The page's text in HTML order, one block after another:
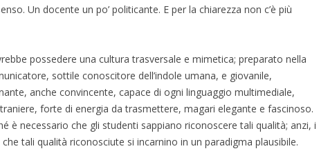
Un docente un po’ politicante. E per la chiarezza non c’è più
possedere una cultura trasversale e mimetica; preparato nella
sottile conoscitore dell’indole umana, e giovanile,
anche convincente, capace di ogni linguaggio multimediale,
forte di energia da trasmettere, magari elegante e fascinoso.
è necessario che gli studenti sappiano riconoscere tali qualità; anzi, i
tali qualità riconosciute si incarnino in un paradigma plausibile.